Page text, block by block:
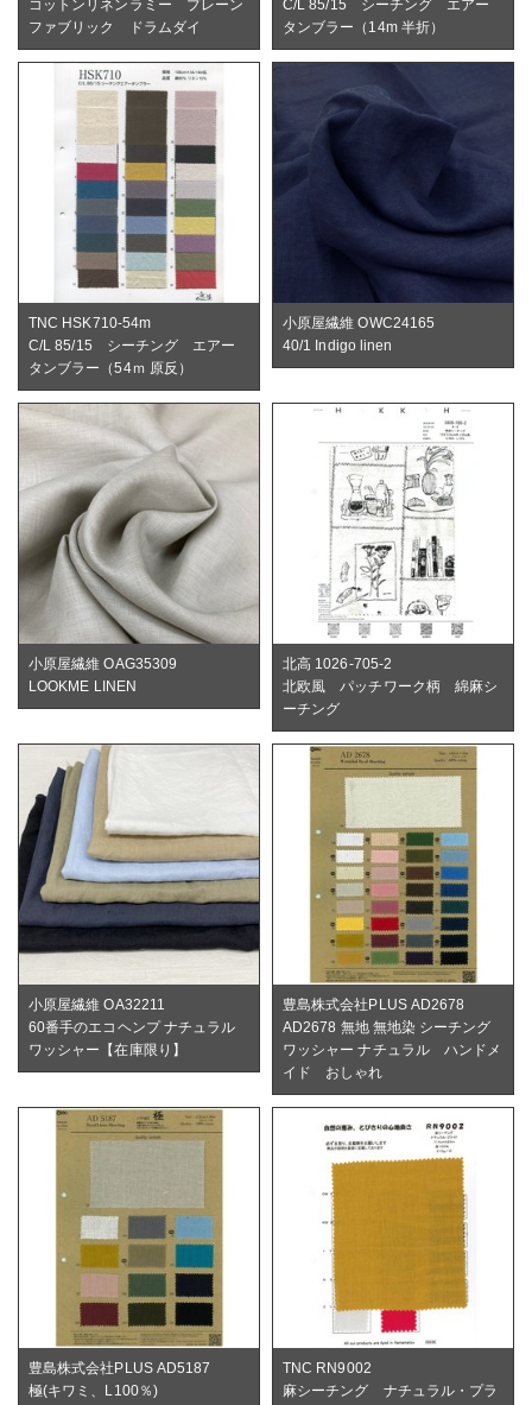
コットンリネンラミー プレーン
ファブリック ドラムダイ
C/L 85/15 シーチング エアー
タンブラー（14m 半折）
TNC HSK710-54m
C/L 85/15 シーチング エアー
タンブラー（54ｍ 原反）
小原屋繊維 OWC24165
40/1 Indigo linen
小原屋繊維 OAG35309
LOOKME LINEN
北高 1026-705-2
北欧風 パッチワーク柄 綿麻シ
ーチング
小原屋繊維 OA32211
60番手のエコヘンプ ナチュラル
ワッシャー【在庫限り】
豊島株式会社PLUS AD2678
AD2678 無地 無地染 シーチング
ワッシャー ナチュラル ハンドメ
イド おしゃれ
豊島株式会社PLUS AD5187
極(キワミ、L100％)
TNC RN9002
麻シーチング ナチュラル・プラ